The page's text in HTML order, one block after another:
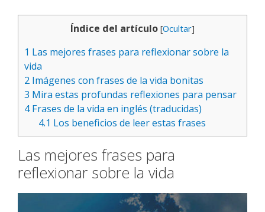
Índice del artículo [Ocultar]
1 Las mejores frases para reflexionar sobre la
vida
2 Imágenes con frases de la vida bonitas
3 Mira estas profundas reflexiones para pensar
4Frases de la vida en inglés (traducidas)
4.1 Los beneficios de leer estas frases
Las mejores frases para
reflexionar sobre la vida